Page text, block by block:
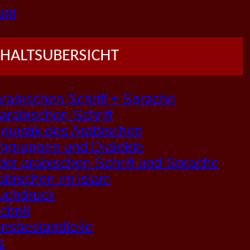
Schrift + Sprache
Schrift
des Arabischen
und Dialekte
arabischen Schrift und Sprache
im Islam